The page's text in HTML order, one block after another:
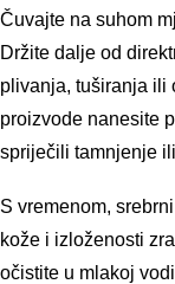
Čuvajte na suhom
Držite dalje od
plivanja, tuširanja ili
proizvode nanesite
spriječili tamnjenje
S vremenom,
kože i izloženosti
očistite u mlakoj